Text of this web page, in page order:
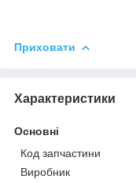
Приховати
Характеристики
Основні
Код запчастини
Виробник